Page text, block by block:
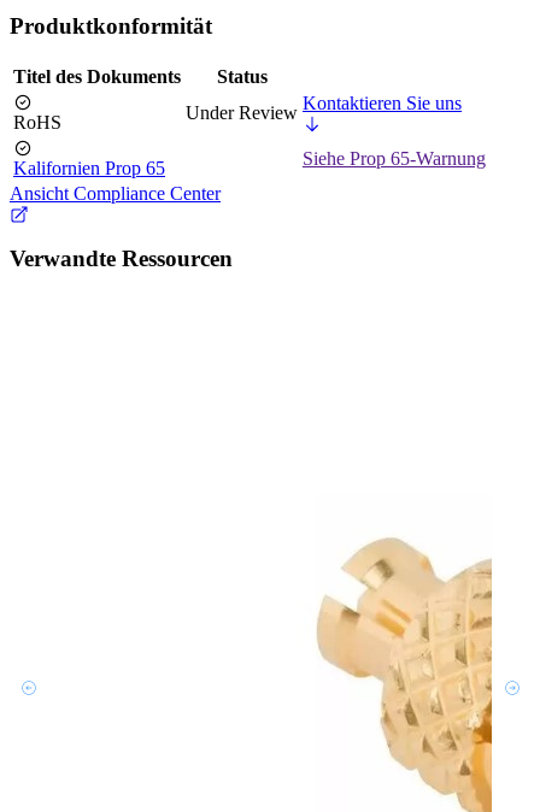
Produktkonformität
Titel des Dokuments Status
RoHS Under Review Kontaktieren Sie uns
Kalifornien Prop 65
Siehe Prop 65-Warnung
Ansicht Compliance Center
Verwandte Ressourcen